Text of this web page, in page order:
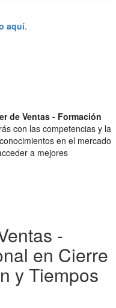
aquí.
de Ventas - Formación
con las competencias y la
en el mercado
a mejores
-
en Cierre
y Tiempos